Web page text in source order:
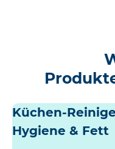
Küchen-
Hygiene & Fett